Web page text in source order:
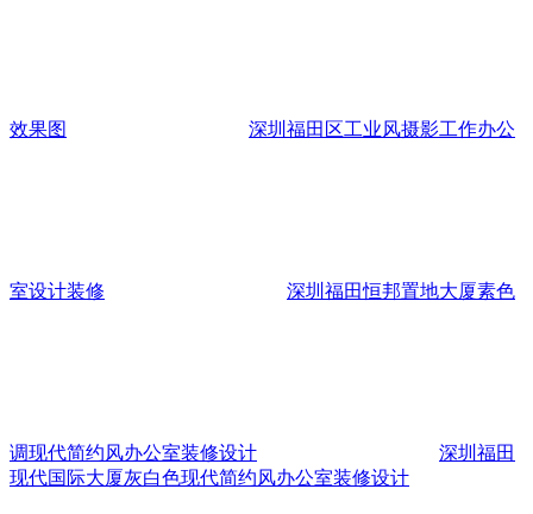
效果图 深圳福田区工业风摄影工作办公
室设计装修 深圳福田恒邦置地大厦素色
调现代简约风办公室装修设计
深圳福田
现代国际大厦灰白色现代简约风办公室装修设计